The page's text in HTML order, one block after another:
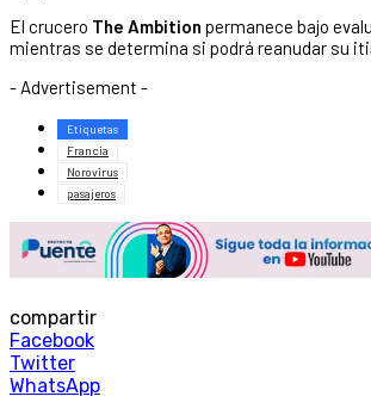
El crucero The Ambition permanece bajo
mientras se determina si podrá reanudar su
- Advertisement -
Etiquetas
Francia
Norovirus
pasajeros
compartir
Facebook
Twitter
WhatsApp